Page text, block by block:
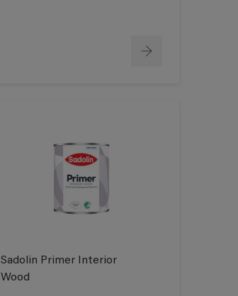
Sadolin Primer Interior
Wood